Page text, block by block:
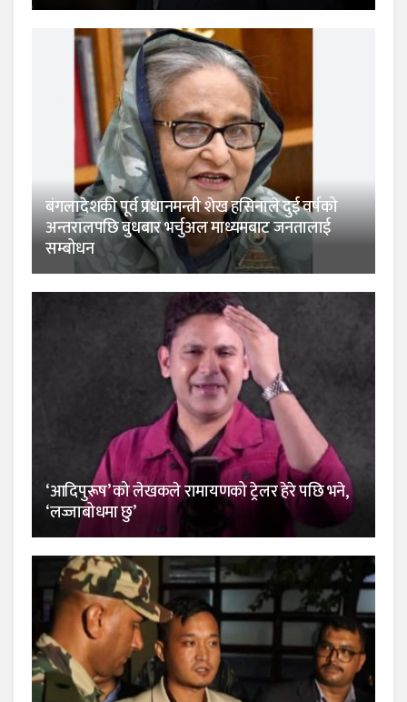
बंगलादेशकी पूर्व प्रधानमन्त्री शेख हसिनाले दुई वर्षको
अन्तरालपछि बुधबार भर्चुअल माध्यमबाट जनतालाई
सम्बोधन
‘आदिपुरूष’ को लेखकले रामायणको ट्रेलर हेरे पछि भने,
‘लज्जाबोधमा छु’